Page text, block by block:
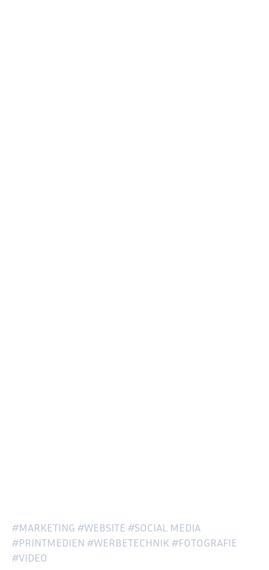
#MARKETING #WEBSITE #SOCIAL MEDIA
#PRINTMEDIEN #WERBETECHNIK #FOTOGRAFIE
#VIDEO